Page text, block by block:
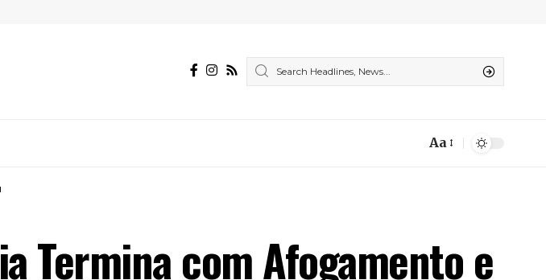
Font
Aa
Termina com Afogamento e